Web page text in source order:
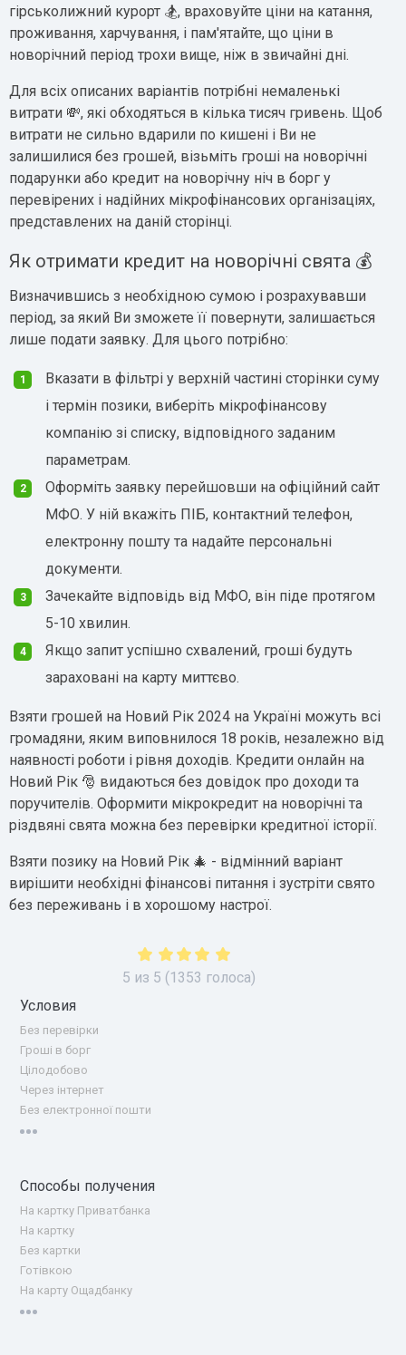
гірськолижний курорт 🏂, враховуйте ціни на катання,
проживання, харчування, і пам'ятайте, що ціни в
новорічний період трохи вище, ніж в звичайні дні.
Для всіх описаних варіантів потрібні немаленькі
витрати 💸, які обходяться в кілька тисяч гривень. Щоб
витрати не сильно вдарили по кишені і Ви не
залишилися без грошей, візьміть гроші на новорічні
подарунки або кредит на новорічну ніч в борг у
перевірених і надійних мікрофінансових організаціях,
представлених на даній сторінці.
Як отримати кредит на новорічні свята 💰
Визначившись з необхідною сумою і розрахувавши
період, за який Ви зможете її повернути, залишається
лише подати заявку. Для цього потрібно:
Вказати в фільтрі у верхній частині сторінки суму
і термін позики, виберіть мікрофінансову
компанію зі списку, відповідного заданим
параметрам.
Оформіть заявку перейшовши на офіційний сайт
МФО. У ній вкажіть ПІБ, контактний телефон,
електронну пошту та надайте персональні
документи.
Зачекайте відповідь від МФО, він піде протягом
5-10 хвилин.
Якщо запит успішно схвалений, гроші будуть
зараховані на карту миттєво.
Взяти грошей на Новий Рік 2024 на Україні можуть всі
громадяни, яким виповнилося 18 років, незалежно від
наявності роботи і рівня доходів. Кредити онлайн на
Новий Рік 🎅 видаються без довідок про доходи та
поручителів. Оформити мікрокредит на новорічні та
різдвяні свята можна без перевірки кредитної історії.
Взяти позику на Новий Рік 🎄 - відмінний варіант
вирішити необхідні фінансові питання і зустріти свято
без переживань і в хорошому настрої.
5 из 5 (1353 голоса)
Условия
Без перевірки
Гроші в борг
Цілодобово
Через інтернет
Без електронної пошти
Способы получения
На картку Приватбанка
На картку
Без картки
Готівкою
На карту Ощадбанку